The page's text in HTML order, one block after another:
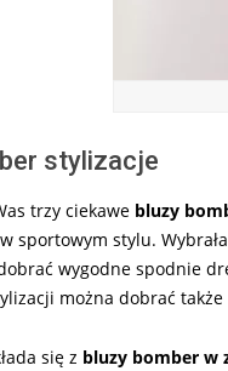
stylizacje
trzy ciekawe bluzy
sportowym stylu.
wygodne spodnie
można dobrać
się z bluzy bomber w